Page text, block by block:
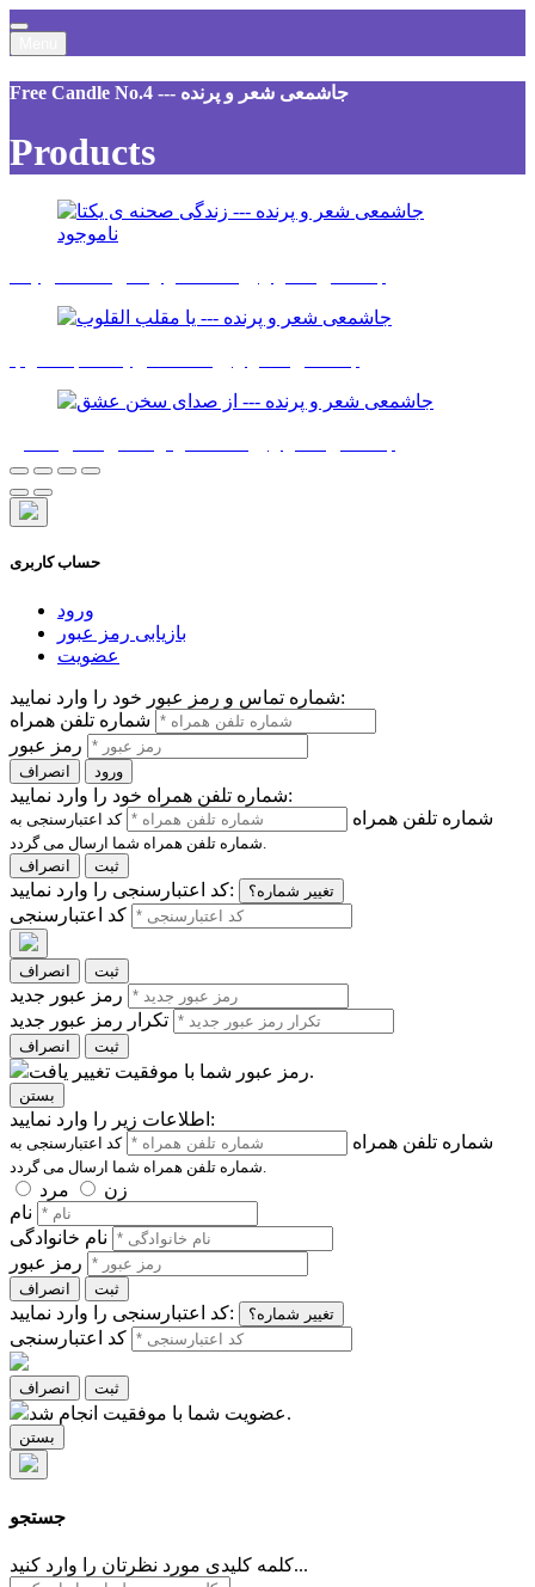
Free Candle No.4 --- جاشمعی شعر و پرنده
Products
ناموجود
حساب کاربری
ورود
بازیابی رمز عبور
عضویت
شماره تماس و رمز عبور خود را وارد نمایید:
شماره تلفن همراه
رمز عبور
انصراف ورود
شماره تلفن همراه خود را وارد نمایید:
شماره تلفن همراه
کد اعتبارسنجی به
شماره تلفن همراه شما ارسال می گردد.
انصراف
ثبت
کد اعتبارسنجی را وارد نمایید: تغییر شماره؟
کد اعتبارسنجی
انصراف ثبت
رمز عبور جدید
تکرار رمز عبور جدید
انصراف ثبت
رمز عبور شما با موفقیت تغییر یافت.
بستن
اطلاعات زیر را وارد نمایید:
شماره تلفن همراه
کد اعتبارسنجی به
شماره تلفن همراه شما ارسال می گردد.
زن
مرد
نام
نام خانوادگی
رمز عبور
انصراف ثبت
کد اعتبارسنجی را وارد نمایید: تغییر شماره؟
کد اعتبارسنجی
انصراف ثبت
عضویت شما با موفقیت انجام شد.
بستن
جستجو
کلمه کلیدی مورد نظرتان را وارد کنید...